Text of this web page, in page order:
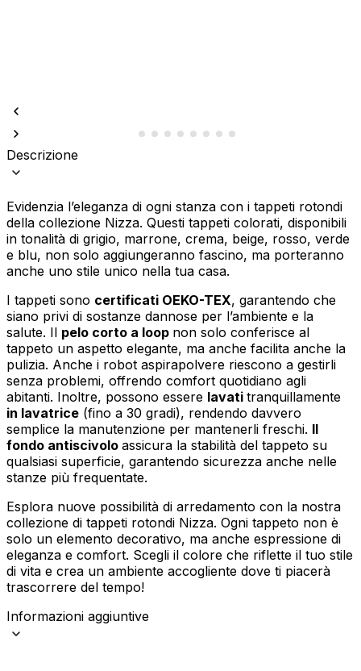
Descrizione
Evidenzia l’eleganza di ogni stanza con i tappeti rotondi
della collezione Nizza. Questi tappeti colorati, disponibili
in tonalità di grigio, marrone, crema, beige, rosso, verde
e blu, non solo aggiungeranno fascino, ma porteranno
anche uno stile unico nella tua casa.
I tappeti sono certificati OEKO-TEX, garantendo che
siano privi di sostanze dannose per l’ambiente e la
salute. Il pelo corto a loop non solo conferisce al
tappeto un aspetto elegante, ma anche facilita anche la
pulizia. Anche i robot aspirapolvere riescono a gestirli
senza problemi, offrendo comfort quotidiano agli
abitanti. Inoltre, possono essere lavati tranquillamente
in lavatrice (fino a 30 gradi), rendendo davvero
semplice la manutenzione per mantenerli freschi. Il
fondo antiscivolo assicura la stabilità del tappeto su
qualsiasi superficie, garantendo sicurezza anche nelle
stanze più frequentate.
Esplora nuove possibilità di arredamento con la nostra
collezione di tappeti rotondi Nizza. Ogni tappeto non è
solo un elemento decorativo, ma anche espressione di
eleganza e comfort. Scegli il colore che riflette il tuo stile
di vita e crea un ambiente accogliente dove ti piacerà
trascorrere del tempo!
Informazioni aggiuntive